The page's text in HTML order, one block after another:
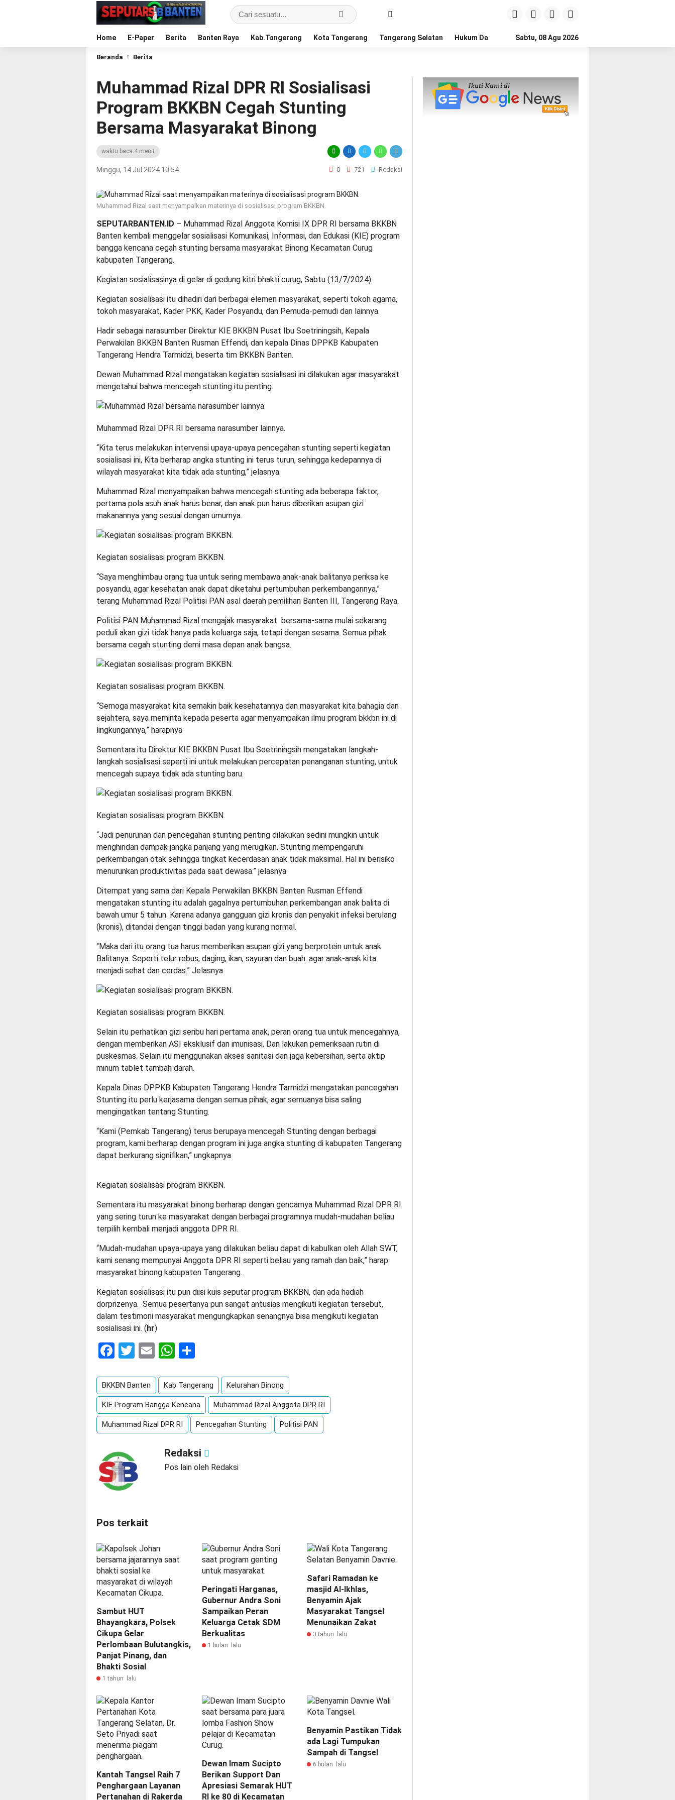
Home E-Paper Berita Banten Raya Kab.Tangerang Kota Tangerang Tangerang Selatan Hukum Dan Kriminal Politik Pendidikan
Sabtu, 08 Agu 2026
Beranda Berita
Muhammad Rizal DPR RI Sosialisasi
Program BKKBN Cegah Stunting
Bersama Masyarakat Binong
waktu baca 4 menit
Minggu, 14 Jul 2024 10:54 0 721 Redaksi
Muhammad Rizal saat menyampaikan materinya di sosialisasi program BKKBN.
SEPUTARBANTEN.ID – Muhammad Rizal Anggota Komisi IX DPR RI bersama BKKBN
Banten kembali menggelar sosialisasi Komunikasi, Informasi, dan Edukasi (KIE) program
bangga kencana cegah stunting bersama masyarakat Binong Kecamatan Curug
kabupaten Tangerang.
Kegiatan sosialisasinya di gelar di gedung kitri bhakti curug, Sabtu (13/7/2024).
Kegiatan sosialisasi itu dihadiri dari berbagai elemen masyarakat, seperti tokoh agama,
tokoh masyarakat, Kader PKK, Kader Posyandu, dan Pemuda-pemudi dan lainnya.
Hadir sebagai narasumber Direktur KIE BKKBN Pusat Ibu Soetriningsih, Kepala
Perwakilan BKKBN Banten Rusman Effendi, dan kepala Dinas DPPKB Kabupaten
Tangerang Hendra Tarmidzi, beserta tim BKKBN Banten.
Dewan Muhammad Rizal mengatakan kegiatan sosialisasi ini dilakukan agar masyarakat
mengetahui bahwa mencegah stunting itu penting.
Muhammad Rizal DPR RI bersama narasumber lainnya.
“Kita terus melakukan intervensi upaya-upaya pencegahan stunting seperti kegiatan
sosialisasi ini, Kita berharap angka stunting ini terus turun, sehingga kedepannya di
wilayah masyarakat kita tidak ada stunting,” jelasnya.
Muhammad Rizal menyampaikan bahwa mencegah stunting ada beberapa faktor,
pertama pola asuh anak harus benar, dan anak pun harus diberikan asupan gizi
makanannya yang sesuai dengan umurnya.
Kegiatan sosialisasi program BKKBN.
“Saya menghimbau orang tua untuk sering membawa anak-anak balitanya periksa ke
posyandu, agar kesehatan anak dapat diketahui pertumbuhan perkembangannya,”
terang Muhammad Rizal Politisi PAN asal daerah pemilihan Banten III, Tangerang Raya.
Politisi PAN Muhammad Rizal mengajak masyarakat bersama-sama mulai sekarang
peduli akan gizi tidak hanya pada keluarga saja, tetapi dengan sesama. Semua pihak
bersama cegah stunting demi masa depan anak bangsa.
Kegiatan sosialisasi program BKKBN.
“Semoga masyarakat kita semakin baik kesehatannya dan masyarakat kita bahagia dan
sejahtera, saya meminta kepada peserta agar menyampaikan ilmu program bkkbn ini di
lingkungannya,” harapnya
Sementara itu Direktur KIE BKKBN Pusat Ibu Soetriningsih mengatakan langkah-
langkah sosialisasi seperti ini untuk melakukan percepatan penanganan stunting, untuk
mencegah supaya tidak ada stunting baru.
Kegiatan sosialisasi program BKKBN.
“Jadi penurunan dan pencegahan stunting penting dilakukan sedini mungkin untuk
menghindari dampak jangka panjang yang merugikan. Stunting mempengaruhi
perkembangan otak sehingga tingkat kecerdasan anak tidak maksimal. Hal ini berisiko
menurunkan produktivitas pada saat dewasa.” jelasnya
Ditempat yang sama dari Kepala Perwakilan BKKBN Banten Rusman Effendi
mengatakan stunting itu adalah gagalnya pertumbuhan perkembangan anak balita di
bawah umur 5 tahun. Karena adanya gangguan gizi kronis dan penyakit infeksi berulang
(kronis), ditandai dengan tinggi badan yang kurang normal.
“Maka dari itu orang tua harus memberikan asupan gizi yang berprotein untuk anak
Balitanya. Seperti telur rebus, daging, ikan, sayuran dan buah. agar anak-anak kita
menjadi sehat dan cerdas.” Jelasnya
Kegiatan sosialisasi program BKKBN.
Selain itu perhatikan gizi seribu hari pertama anak, peran orang tua untuk mencegahnya,
dengan memberikan ASI eksklusif dan imunisasi, Dan lakukan pemeriksaan rutin di
puskesmas. Selain itu menggunakan akses sanitasi dan jaga kebersihan, serta aktip
minum tablet tambah darah.
Kepala Dinas DPPKB Kabupaten Tangerang Hendra Tarmidzi mengatakan pencegahan
Stunting itu perlu kerjasama dengan semua pihak, agar semuanya bisa saling
mengingatkan tentang Stunting.
“Kami (Pemkab Tangerang) terus berupaya mencegah Stunting dengan berbagai
program, kami berharap dengan program ini juga angka stunting di kabupaten Tangerang
dapat berkurang signifikan,” ungkapnya
Kegiatan sosialisasi program BKKBN.
Sementara itu masyarakat binong berharap dengan gencarnya Muhammad Rizal DPR RI
yang sering turun ke masyarakat dengan berbagai programnya mudah-mudahan beliau
terpilih kembali menjadi anggota DPR RI.
“Mudah-mudahan upaya-upaya yang dilakukan beliau dapat di kabulkan oleh Allah SWT,
kami senang mempunyai Anggota DPR RI seperti beliau yang ramah dan baik,” harap
masyarakat binong kabupaten Tangerang.
Kegiatan sosialisasi itu pun diisi kuis seputar program BKKBN, dan ada hadiah
dorprizenya. Semua pesertanya pun sangat antusias mengikuti kegiatan tersebut,
dalam testimoni masyarakat mengungkapkan senangnya bisa mengikuti kegiatan
sosialisasi ini. (hr)
Facebook
Twitter
EmailWhatsApp
BKKBN Banten Kab Tangerang Kelurahan Binong
KIE Program Bangga Kencana Muhammad Rizal Anggota DPR RI
Muhammad Rizal DPR RI Pencegahan Stunting Politisi PAN
Redaksi
Pos lain oleh Redaksi
Pos terkait
Sambut HUT
Bhayangkara, Polsek
Cikupa Gelar
Perlombaan Bulutangkis,
Panjat Pinang, dan
Bhakti Sosial
1 tahun lalu
Peringati Harganas,
Gubernur Andra Soni
Sampaikan Peran
Keluarga Cetak SDM
Berkualitas
1 bulan lalu
Safari Ramadan ke
masjid Al-Ikhlas,
Benyamin Ajak
Masyarakat Tangsel
Menunaikan Zakat
3 tahun lalu
Kantah Tangsel Raih 7
Penghargaan Layanan
Pertanahan di Rakerda
Dewan Imam Sucipto
Berikan Support Dan
Apresiasi Semarak HUT
RI ke 80 di Kecamatan
Benyamin Pastikan Tidak
ada Lagi Tumpukan
Sampah di Tangsel
6 bulan lalu